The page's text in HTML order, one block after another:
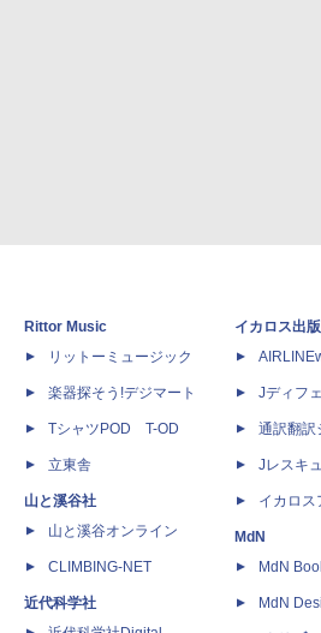
Rittor Music
リットーミュージック
楽器探そう!デジマート
TシャツPOD T-OD
立東舎
山と溪谷社
山と溪谷オンライン
CLIMBING-NET
近代科学社
イカロス出版
Jディフ
通訳翻訳
Jレスキ
イカロス
MdN
MdN
MdN